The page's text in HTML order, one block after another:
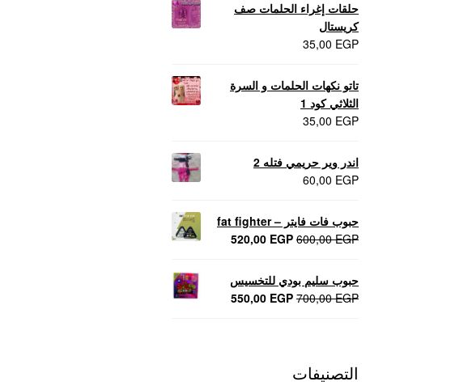
حلقات إغراء الحلمات صف
كريستال
35,00 EGP
تاتو نكهات الحلمات و السرة
الثلاثي كود 1
35,00 EGP
اندر وير حريمي فتله 2
60,00 EGP
حبوب فات فايتر – fat fighter
600,00EGP
السعر
600,00 EGP.
520,00 EGP
السعر
520,00 EGP.
حبوب سليم بودي للتخسيس
700,00EGP
السعر550,00 EGP
السعر
التصنيفات